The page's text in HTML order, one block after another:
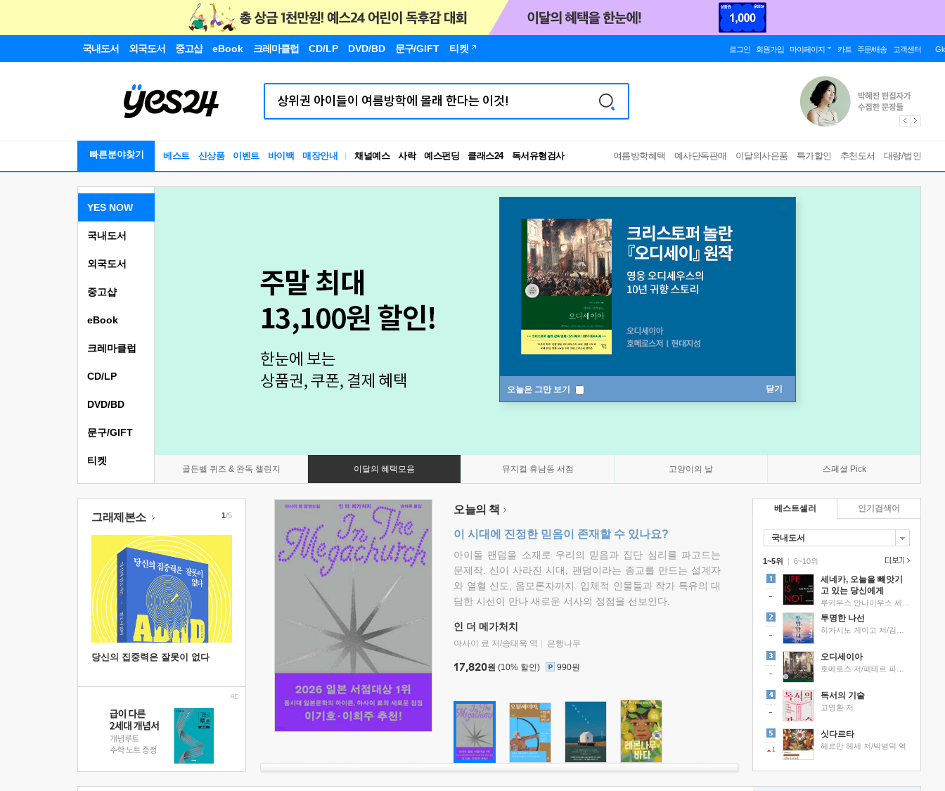
국내도서 외국도서 중고샵 eBook 크레마클럽 CD/LP DVD/BD 문구/GIFT 티켓 로그인 회원가입 마이페이지 카트 주문/배송 고객센터
빠른분야찾기 베스트 신상품 이벤트 바이백 매장안내 채널예스 사락 예스펀딩 클래스24
독서유형검사
RBTI Lab
독서유형검사
여름방학혜택 예사단독판매 이달의사은품 특가할인 추천도서 대량/법인
오늘은 그만 보기 닫기
YES NOW
골든벨 퀴즈 & 완독 챌린지 이달의 혜택모음 뮤지컬 휴남동 서점 고양이의 날 스페셜 Pick
국내도서
외국도서
중고샵
eBook
크레마클럽
CD/LP
DVD/BD
문구/GIFT
티켓
그래제본소
당신의 집중력은 잘못이 없다
1/5 오늘의 책
이 시대에 진정한 믿음이 존재할 수 있나요?
아이돌 팬덤을 소재로 우리의 믿음과 집단 심리를 파고드는
문제작. 신이 사라진 시대, 팬덤이라는 종교를 만드는 설계자
와 열혈 신도, 음모론자까지. 입체적 인물들과 작가 특유의 대
담한 시선이 만나 새로운 서사의 정점을 선보인다.
인 더 메가처치
아사이 료 저/송태욱 역 은행나무
17,820원 (10% 할인) 990원
베스트셀러
국내도서
1~5위 |
세네카, 오늘을 빼앗기
고 있는 당신에게
투명한 나선
오디세이아
독서의 기술
고명환 저
1
싯다르타
헤르만 헤세 저/박병덕 역
6~10위
인기검색어